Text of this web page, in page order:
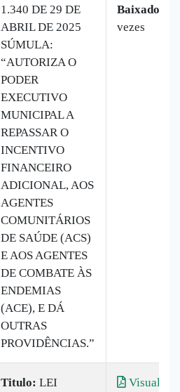
1.340 DE 29 DE
ABRIL DE 2025
SÚMULA:
“AUTORIZA O
PODER
EXECUTIVO
MUNICIPAL A
REPASSAR O
INCENTIVO
FINANCEIRO
ADICIONAL, AOS
AGENTES
COMUNITÁRIOS
DE SAÚDE (ACS)
E AOS AGENTES
DE COMBATE ÀS
ENDEMIAS
(ACE), E DÁ
OUTRAS
PROVIDÊNCIAS.”
Baixado:
vezes
Titulo: LEI
Visualizar